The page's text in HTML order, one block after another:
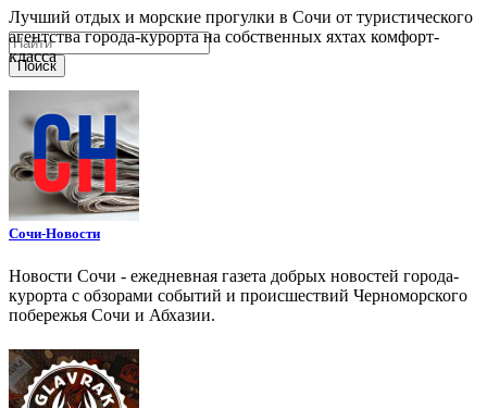
Поиск
Лучший отдых и морские прогулки в Сочи от туристического
агентства города-курорта на собственных яхтах комфорт-
класса
Сочи-Новости
Новости Сочи - ежедневная газета добрых новостей города-
курорта с обзорами событий и происшествий Черноморского
побережья Сочи и Абхазии.